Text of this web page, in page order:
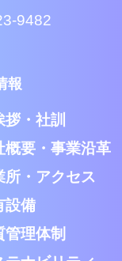
9482
報
拶・社訓
概要・事業沿革
所・アクセス
設備
管理体制